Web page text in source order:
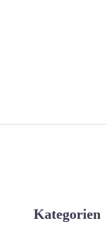
Kategorien